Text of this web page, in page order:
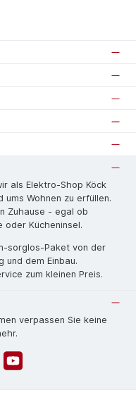
als Elektro-Shop Köck
ums Wohnen zu erfüllen.
Zuhause - egal ob
oder Kücheninsel.
sorg­los-Pa­ket von der
und dem Einbau.
zum kleinen Preis.
verpassen Sie keine
YouTube